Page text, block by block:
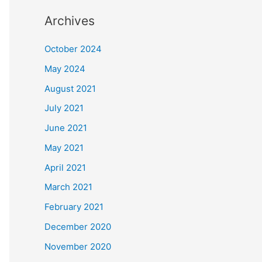
Archives
October 2024
May 2024
August 2021
July 2021
June 2021
May 2021
April 2021
March 2021
February 2021
December 2020
November 2020